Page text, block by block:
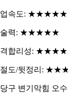
업속도: ★★★★★
술력: ★★★★★
격합리성:
절도/뒷정리:
구 변기막힘 오